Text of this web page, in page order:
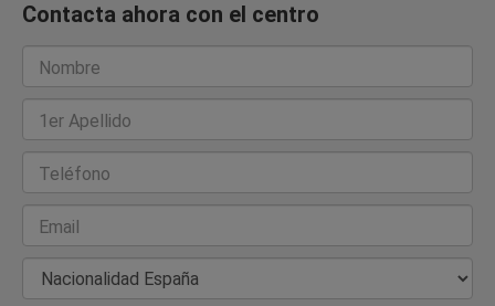
Contacta ahora con el centro
Nombre
1er Apellido
Teléfono
Email
Nacionalidad